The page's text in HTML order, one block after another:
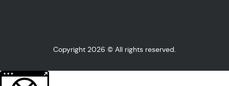
Copyright 2026 © All rights reserved.
Weitere Informationen über den gesperrten Inhalt.